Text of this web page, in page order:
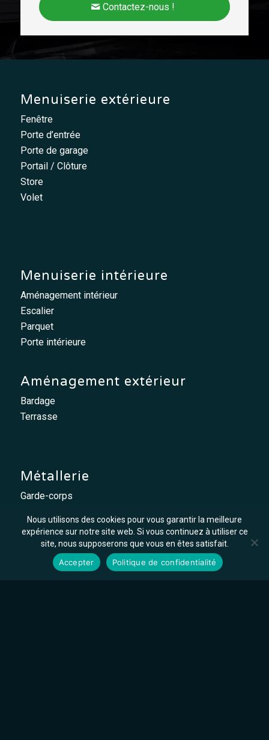
Contactez-nous !
Menuiserie extérieure
Fenêtre
Porte d’entrée
Porte de garage
Portail / Clôture
Store
Volet
Menuiserie intérieure
Aménagement intérieur
Escalier
Parquet
Porte intérieure
Aménagement extérieur
Bardage
Terrasse
Métallerie
Garde-corps
Mobilier / Agencement
Verrière
Nous utilisons des cookies pour vous garantir la meilleure
expérience sur notre site web. Si vous continuez à utiliser ce
site, nous supposerons que vous en êtes satisfait.
Accepter
Politique de confidentialité